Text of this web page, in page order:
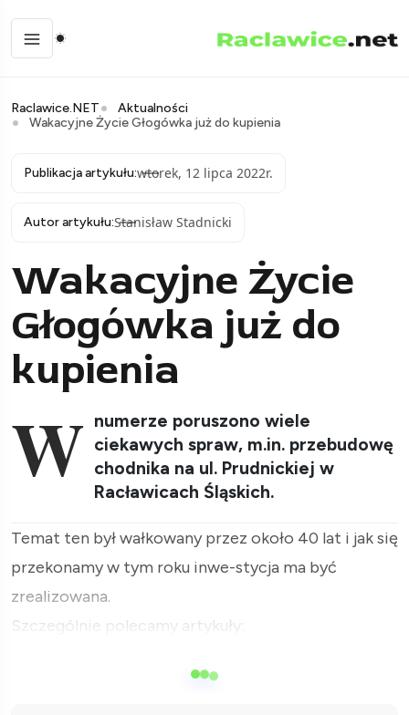
Raclawice.NET
Aktualności
Wakacyjne Życie Głogówka już do kupienia
Publikacja artykułu:wtorek, 12 lipca 2022r.
Autor artykułu:Stanisław Stadnicki
Wakacyjne Życie
Głogówka już do
kupienia
W numerze poruszono wiele
ciekawych spraw, m.in. przebudowę
chodnika na ul. Prudnickiej w
Racławicach Śląskich.
Temat ten był wałkowany przez około 40 lat i jak się
przekonamy w tym roku inwe-stycja ma być
zrealizowana.
Szczególnie polecamy artykuły: